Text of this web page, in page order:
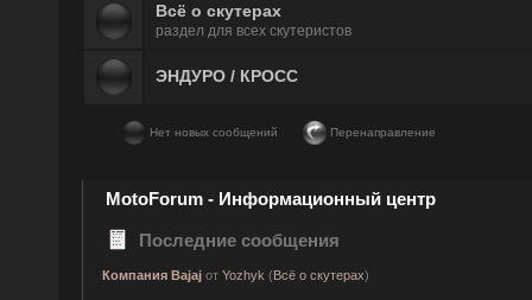
Всё о скутерах
раздел для всех скутеристов
ЭНДУРО / КРОСС
Нет новых сообщений Перенаправление
MotoForum - Информационный центр
Последние сообщения
Компания Bajajот Yozhyk (Всё о скутерах)